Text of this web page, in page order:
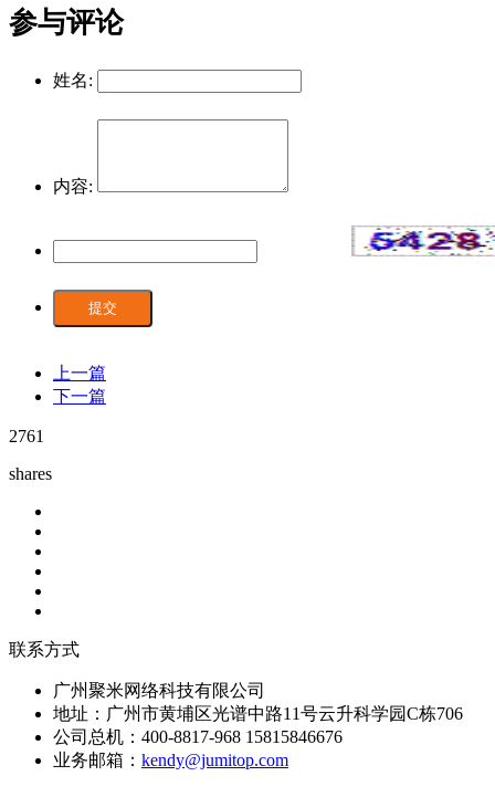
参与评论
姓名:
内容:
提交
上一篇
下一篇
2761
shares
联系方式
广州聚米网络科技有限公司
地址：广州市黄埔区光谱中路11号云升科学园C栋706
公司总机：400-8817-968 15815846676
业务邮箱： kendy@jumitop.com